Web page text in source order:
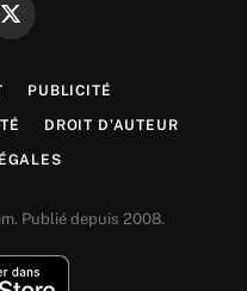
X
PUBLICITÉ
DROIT D’AUTEUR
Publié depuis 2008.